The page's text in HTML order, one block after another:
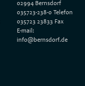
02994 Bernsdorf
035723-238-0 Telefon
035723 23833 Fax
E-mail:
info@bernsdorf.de